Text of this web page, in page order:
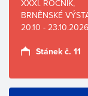
XXXI. ROČNÍK,
BRNĚNSKÉ
20.10 - 23.10.2026
Stánek č. 11